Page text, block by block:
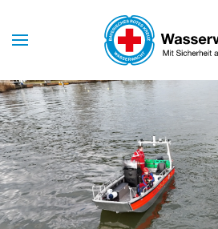
Skip to main content